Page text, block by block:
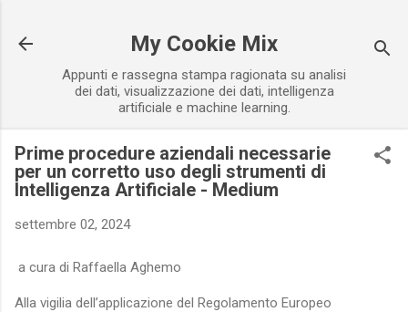
My Cookie Mix
Appunti e rassegna stampa ragionata su analisi
dei dati, visualizzazione dei dati, intelligenza
artificiale e machine learning.
Prime procedure aziendali necessarie
per un corretto uso degli strumenti di
Intelligenza Artificiale - Medium
settembre 02, 2024
a cura di Raffaella Aghemo
Alla vigilia dell’applicazione del Regolamento Europeo